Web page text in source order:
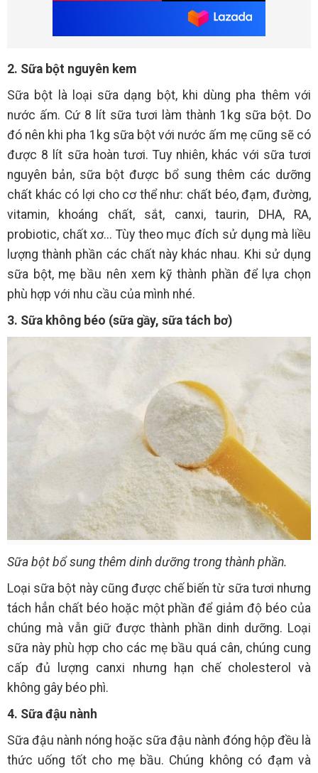
2. Sữa bột nguyên kem
Sữa bột là loại sữa dạng bột, khi dùng pha thêm với
nước ấm. Cứ 8 lít sữa tươi làm thành 1kg sữa bột. Do
đó nên khi pha 1kg sữa bột với nước ấm mẹ cũng sẽ có
được 8 lít sữa hoàn tươi. Tuy nhiên, khác với sữa tươi
nguyên bản, sữa bột được bổ sung thêm các dưỡng
chất khác có lợi cho cơ thể như: chất béo, đạm, đường,
vitamin, khoáng chất, sắt, canxi, taurin, DHA, RA,
probiotic, chất xơ... Tùy theo mục đích sử dụng mà liều
lượng thành phần các chất này khác nhau. Khi sử dụng
sữa bột, mẹ bầu nên xem kỹ thành phần để lựa chọn
phù hợp với nhu cầu của mình nhé.
3. Sữa không béo (sữa gầy, sữa tách bơ)
Sữa bột bổ sung thêm dinh dưỡng trong thành phần.
Loại sữa bột này cũng được chế biến từ sữa tươi nhưng
tách hẳn chất béo hoặc một phần để giảm độ béo của
chúng mà vẫn giữ được thành phần dinh dưỡng. Loại
sữa này phù hợp cho các mẹ bầu quá cân, chúng cung
cấp đủ lượng canxi nhưng hạn chế cholesterol và
không gây béo phì.
4. Sữa đậu nành
Sữa đậu nành nóng hoặc sữa đậu nành đóng hộp đều là
thức uống tốt cho mẹ bầu. Chúng không có đạm và